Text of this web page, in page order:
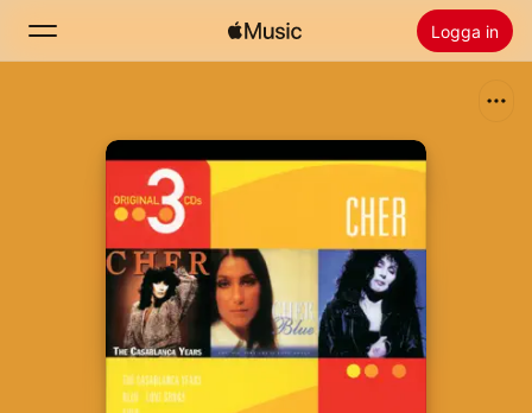
Logga in
Radio
Installera Apple Music